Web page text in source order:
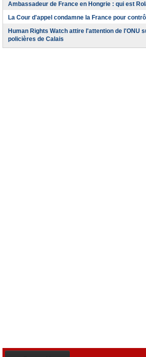
Ambassadeur de France en Hongrie : qui est
La Cour d'appel condamne la France pour
Human Rights Watch attire l'attention de l'ONU
policières de Calais